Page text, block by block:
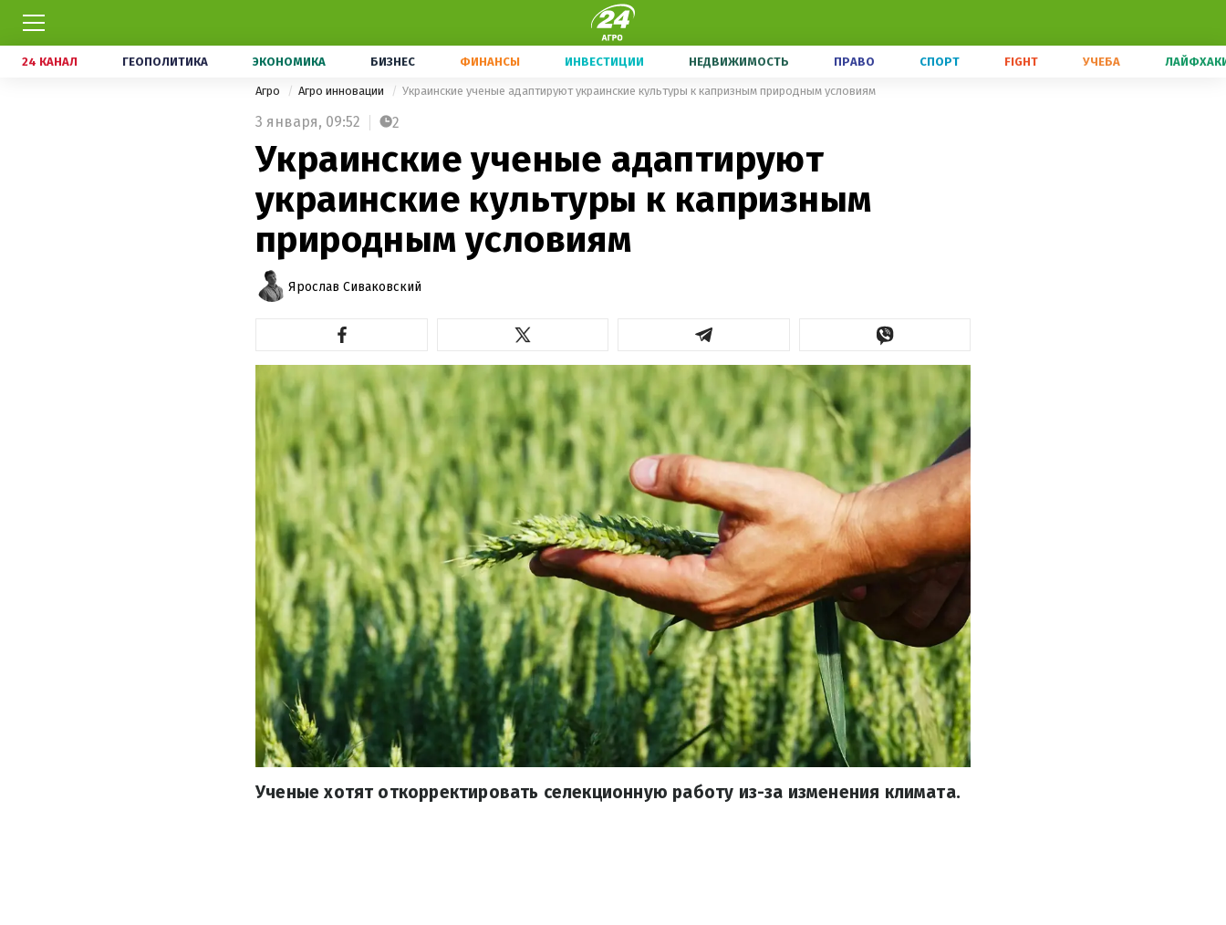
24 КАНАЛ ГЕОПОЛИТИКА ЭКОНОМИКА БИЗНЕС ФИНАНСЫ ИНВЕСТИЦИИ НЕДВИЖИМОСТЬ ПРАВО СПОРТ FIGHT УЧЕБА
Агро Агро инновации Украинские ученые адаптируют украинские культуры к капризным природным условиям
3 января, 09:52 2
Украинские ученые адаптируют
украинские культуры к капризным
природным условиям
Ярослав Сиваковский
Ученые хотят откорректировать селекционную работу из-за изменения климата.